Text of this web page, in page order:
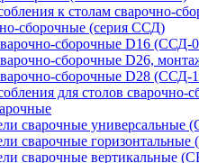
к столам сварочно-
сборочные (серия ССД)
сборочные D16 (ССД-
сборочные D26,
сборочные D28 (ССД-
для столов
сварочные
сварочные
сварочные вертикальные